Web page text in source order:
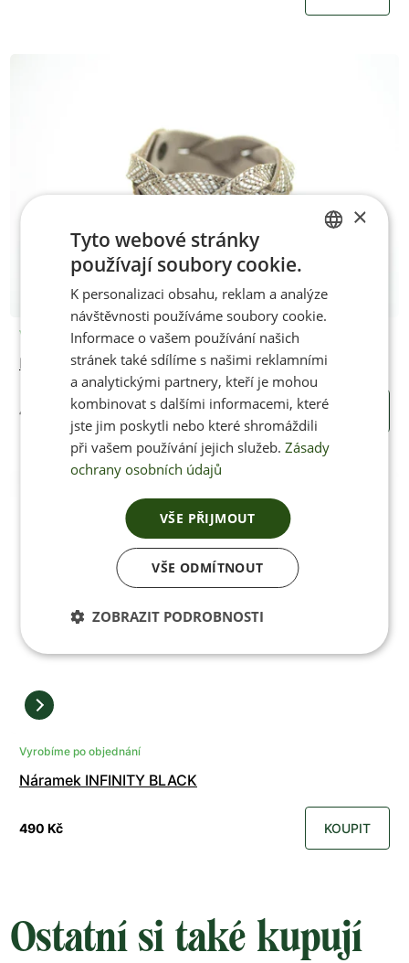
Vyrobíme po objednání
Náramek INFINITY INDY
490 Kč KOUPIT
Vyrobíme po objednání
Náramek INFINITY BLACK
490 Kč KOUPIT
Ostatní si také kupují
ENGLISH
×
Tyto webové stránky
používají soubory cookie.
K personalizaci obsahu, reklam a analýze
návštěvnosti používáme soubory cookie.
Informace o vašem používání našich
stránek také sdílíme s našimi reklamními
a analytickými partnery, kteří je mohou
kombinovat s dalšími informacemi, které
jste jim poskytli nebo které shromáždili
při vašem používání jejich služeb. Zásady
ochrany osobních údajů
VŠE PŘIJMOUT
VŠE ODMÍTNOUT
ZOBRAZIT PODROBNOSTI